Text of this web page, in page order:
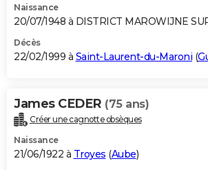
Naissance
20/07/1948 à DISTRICT MAROWIJNE
Décès
22/02/1999 à Saint-Laurent-du-Maroni (
James CEDER (75 ans)
Créer une cagnotte obsèques
Naissance
21/06/1922 à Troyes (Aube)